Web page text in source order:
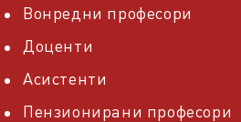
Вонредни професори
Доценти
Асистенти
Пензионирани професори